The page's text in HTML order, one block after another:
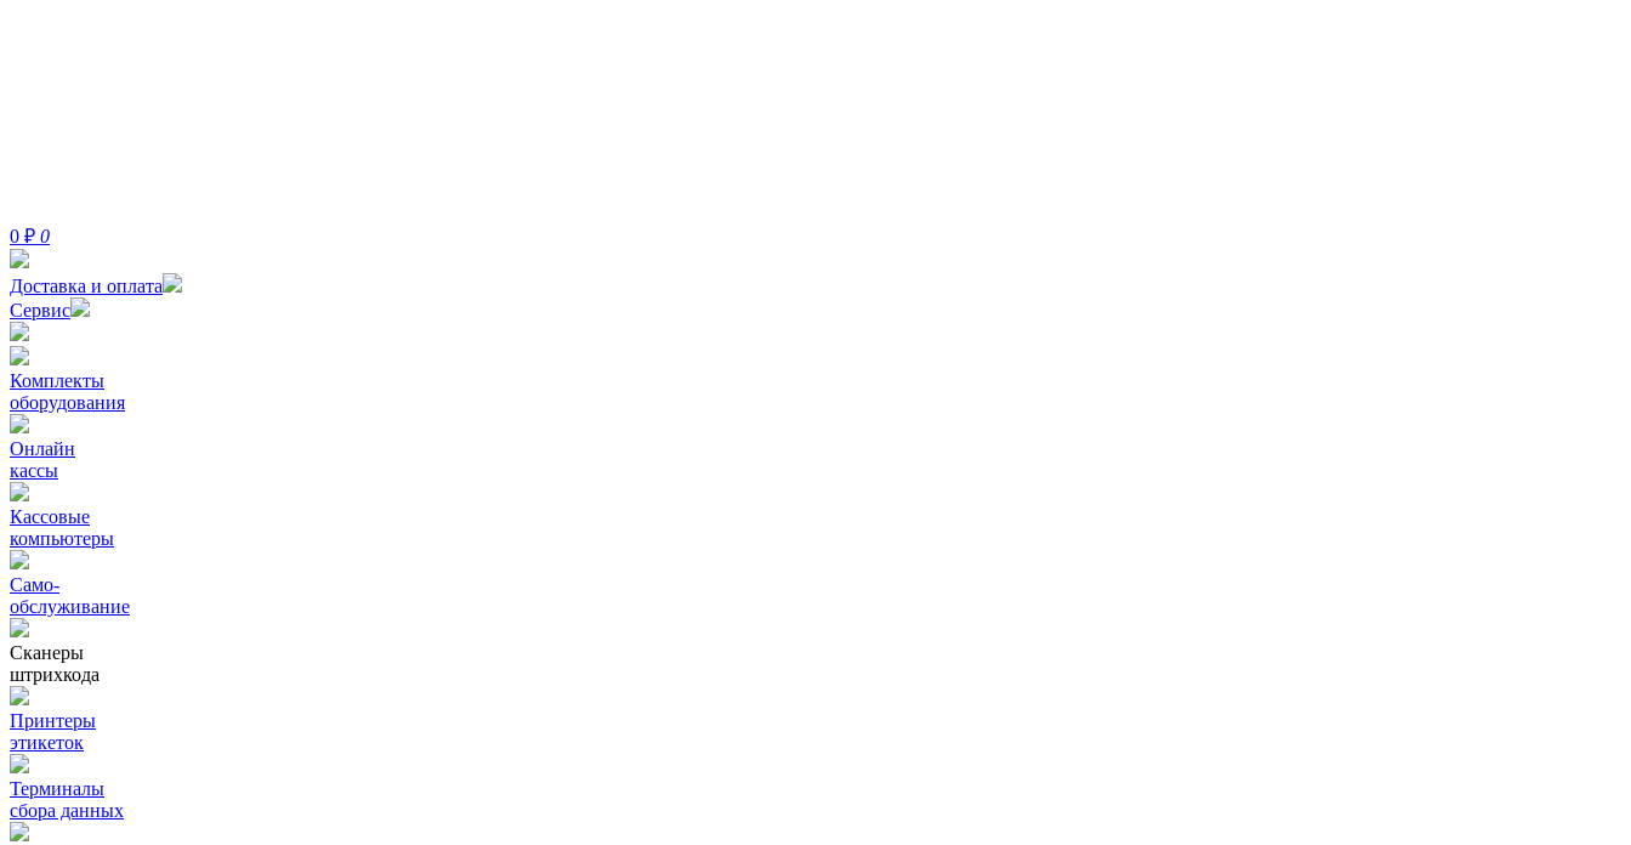
0 ₽ 0
Доставка и оплата
Сервис
Комплекты
оборудования
Онлайн
кассы
Кассовые
компьютеры
Само-
обслуживание
Сканеры
штрихкода
Принтеры
этикеток
Терминалы
сбора данных